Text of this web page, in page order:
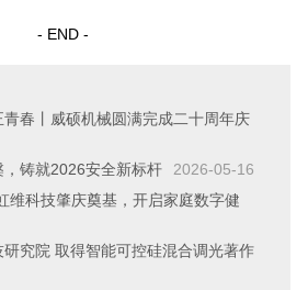
- END -
春丨威硕机械圆满完成二十周年庆
铸就2026安全新标杆
2026-05-16
维科技肇庆奠基，开启家庭数字健
究院 取得智能可控硅混合调光著作